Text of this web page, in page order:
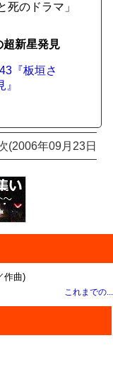
のドラマ」
超新星発見
『板垣さ
(2006年09月23日
曲)
これまでの...